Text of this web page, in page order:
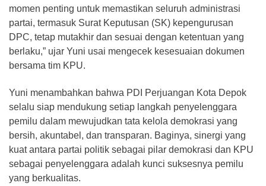
momen penting untuk memastikan seluruh administrasi
partai, termasuk Surat Keputusan (SK) kepengurusan
DPC, tetap mutakhir dan sesuai dengan ketentuan yang
berlaku,” ujar Yuni usai mengecek kesesuaian dokumen
bersama tim KPU.
Yuni menambahkan bahwa PDI Perjuangan Kota Depok
selalu siap mendukung setiap langkah penyelenggara
pemilu dalam mewujudkan tata kelola demokrasi yang
bersih, akuntabel, dan transparan. Baginya, sinergi yang
kuat antara partai politik sebagai pilar demokrasi dan KPU
sebagai penyelenggara adalah kunci suksesnya pemilu
yang berkualitas.